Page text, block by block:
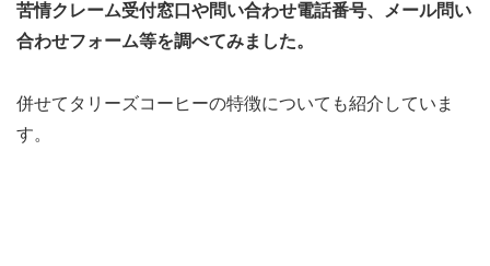
苦情クレーム受付窓口や問い合わせ電話番号、メール問い
合わせフォーム等を調べてみました。
併せてタリーズコーヒーの特徴についても紹介していま
す。